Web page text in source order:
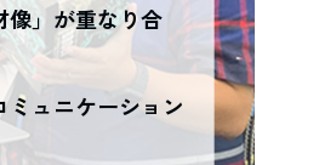
像」が重なり合
ュニケーション